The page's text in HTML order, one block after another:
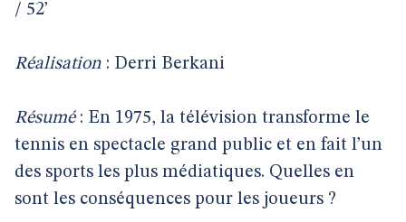
/ 52’
Réalisation : Derri Berkani
Résumé: En 1975, la télévision transforme le
tennis en spectacle grand public et en fait l’un
des sports les plus médiatiques. Quelles en
sont les conséquences pour les joueurs ?